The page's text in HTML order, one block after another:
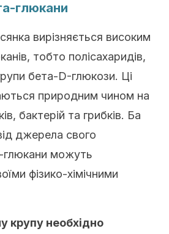
глюкани
вирізняється високим
тобто полісахаридів,
бета-D-глюкози. Ці
природним чином на
бактерій та грибків. Ба
джерела свого
можуть
фізико-хімічними
крупу необхідно